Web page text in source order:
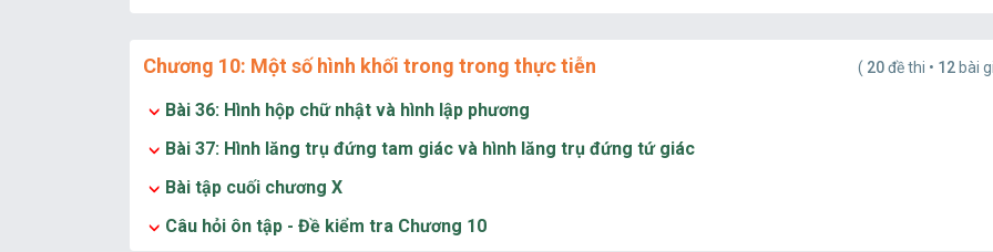
Chương 10: Một số hình khối trong trong thực tiễn ( 20đề thi • 12 bài
Bài 36: Hình hộp chữ nhật và hình lập phương
Bài 37: Hình lăng trụ đứng tam giác và hình lăng trụ đứng tứ giác
Bài tập cuối chương X
Câu hỏi ôn tập - Đề kiểm tra Chương 10